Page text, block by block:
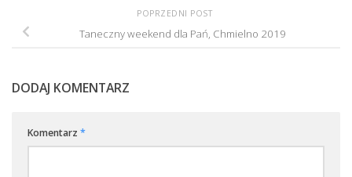
POPRZEDNI POST
Taneczny weekend dla Pań, Chmielno 2019
DODAJ KOMENTARZ
Komentarz *